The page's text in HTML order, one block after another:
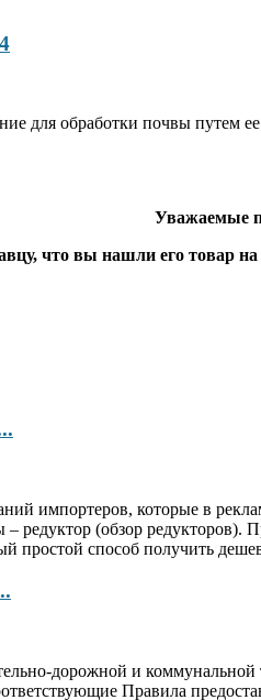
для обработки почвы путем
Уважаемые
что вы нашли его товар
импортеров, которые в
редуктор (обзор
простой способ получить
дорожной и
Правила